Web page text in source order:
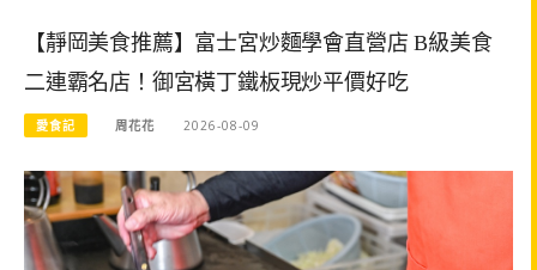
【靜岡美食推薦】富士宮炒麵學會直營店 B級美食
二連霸名店！御宮橫丁鐵板現炒平價好吃
愛食記 周花花 2026-08-09